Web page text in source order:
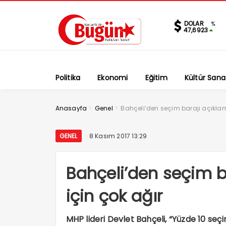
DOLAR %
47,6923
Politika Ekonomi Eğitim Kültür
Anasayfa > Genel > Bahçeli’den seçim barajı
GENEL 8 Kasım 2017 13:29
Bahçeli’den seçim
için çok ağır
MHP lideri Devlet Bahçeli, “Yüzde 10